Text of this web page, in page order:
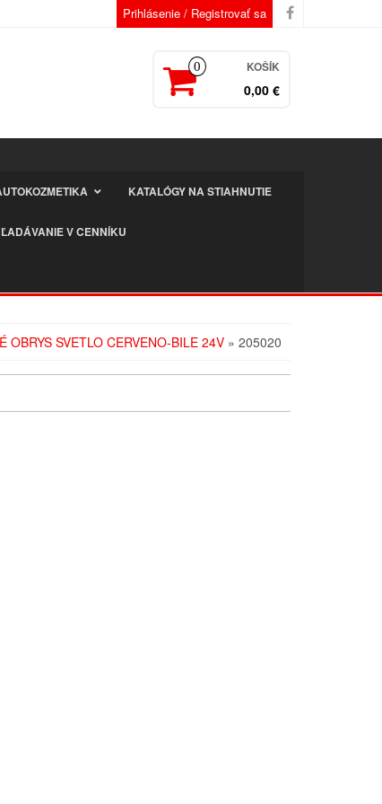
Prihlásenie / Registrovať sa
0 KOŠÍK
0,00 €
KATALÓGY NA STIAHNUTIE
V CENNÍKU
OBRYS SVETLO CERVENO-BILE 24V » 205020